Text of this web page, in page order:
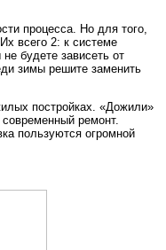
процесса. Но для того,
всего 2: к системе
будете зависеть от
зимы решите заменить
постройках. «Дожили»
ремонт.
пользуются огромной